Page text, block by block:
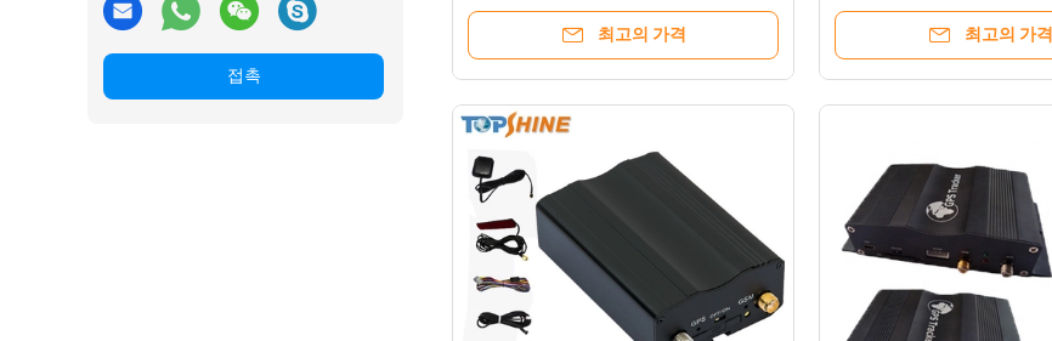
접촉
최고의 가격 최고의 가격